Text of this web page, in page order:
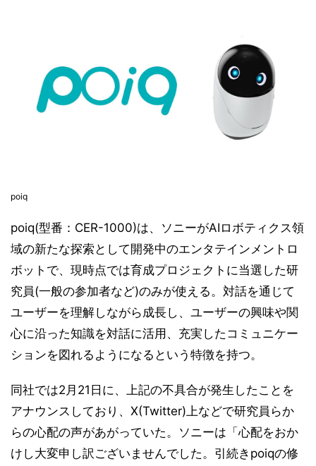
poiq
poiq(型番：CER-1000)は、ソニーがAIロボティクス領
域の新たな探索として開発中のエンタテインメントロ
ボットで、現時点では育成プロジェクトに当選した研
究員(一般の参加者など)のみが使える。対話を通じて
ユーザーを理解しながら成長し、ユーザーの興味や関
心に沿った知識を対話に活用、充実したコミュニケー
ションを図れるようになるという特徴を持つ。
同社では2月21日に、上記の不具合が発生したことを
アナウンスしており、X(Twitter)上などで研究員らか
らの心配の声があがっていた。ソニーは「心配をおか
けし大変申し訳ございませんでした。引続きpoiqの修